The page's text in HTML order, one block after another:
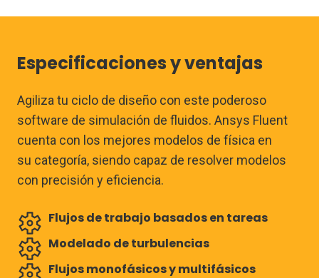
Especificaciones y ventajas
Agiliza tu ciclo de diseño con este poderoso
software de simulación de fluidos. Ansys Fluent
cuenta con los mejores modelos de física en
su categoría, siendo capaz de resolver modelos
con precisión y eficiencia.
Flujos de trabajo basados en tareas
Modelado de turbulencias
Flujos monofásicos y multifásicos